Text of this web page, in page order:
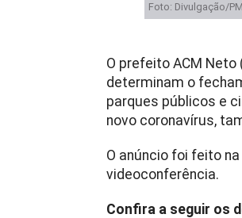
Foto: Divulgação/
O prefeito ACM Neto
determinam o
parques públicos e
novo coronavírus,
O anúncio foi feito
videoconferência.
Confira a seguir os